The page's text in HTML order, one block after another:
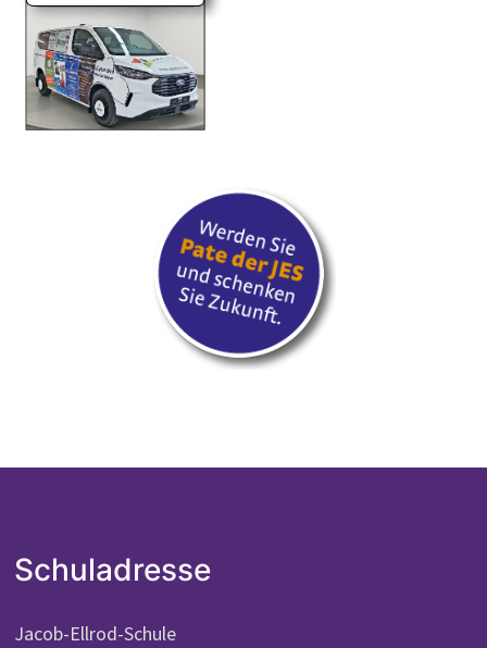
Schuladresse
Jacob-Ellrod-Schule